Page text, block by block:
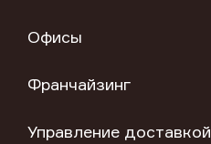
Офисы
Франчайзинг
Управление доставкой